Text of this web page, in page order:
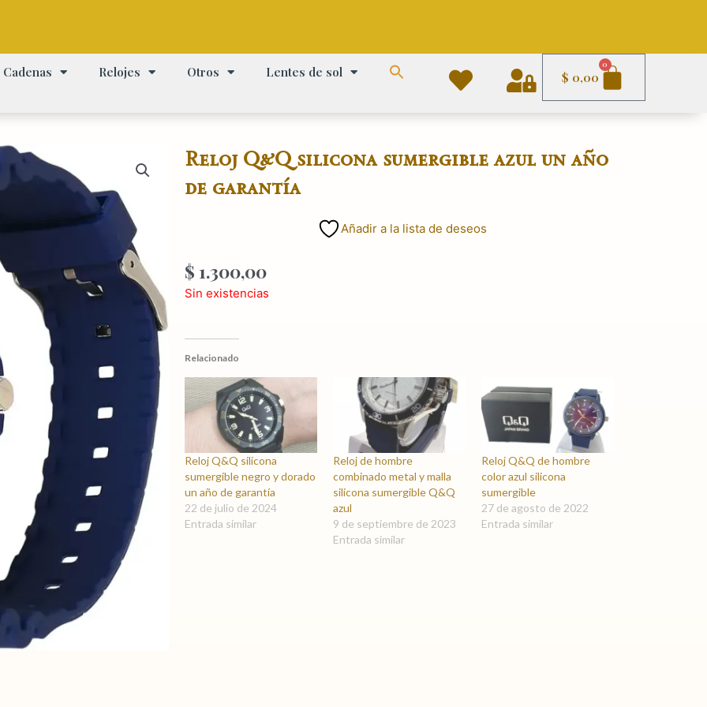
Cadenas Relojes Otros Lentes de sol $ 0,00
0
Carrito
Reloj Q&Q silicona sumergible azul un año
de garantía
Añadir a la lista de deseos
$ 1.300,00
Sin existencias
Relacionado
Reloj Q&Q silicona
sumergible negro y dorado
un año de garantía
22 de julio de 2024
Entrada similar
Reloj de hombre
combinado metal y malla
silicona sumergible Q&Q
azul
9 de septiembre de 2023
Entrada similar
Reloj Q&Q de hombre
color azul silicona
sumergible
27 de agosto de 2022
Entrada similar